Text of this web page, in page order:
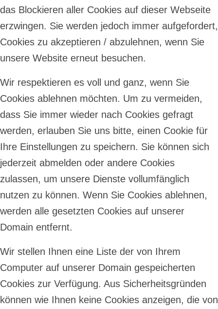
das Blockieren aller Cookies auf dieser Webseite
erzwingen. Sie werden jedoch immer aufgefordert,
Cookies zu akzeptieren / abzulehnen, wenn Sie
unsere Website erneut besuchen.
Wir respektieren es voll und ganz, wenn Sie
Cookies ablehnen möchten. Um zu vermeiden,
dass Sie immer wieder nach Cookies gefragt
werden, erlauben Sie uns bitte, einen Cookie für
Ihre Einstellungen zu speichern. Sie können sich
jederzeit abmelden oder andere Cookies
zulassen, um unsere Dienste vollumfänglich
nutzen zu können. Wenn Sie Cookies ablehnen,
werden alle gesetzten Cookies auf unserer
Domain entfernt.
Wir stellen Ihnen eine Liste der von Ihrem
Computer auf unserer Domain gespeicherten
Cookies zur Verfügung. Aus Sicherheitsgründen
können wie Ihnen keine Cookies anzeigen, die von